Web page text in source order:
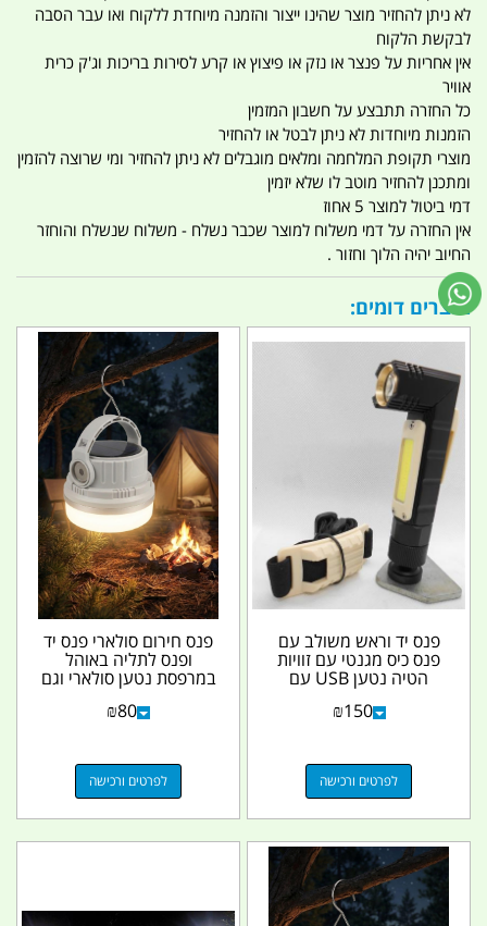
לא ניתן להחזיר מוצר שהינו ייצור והזמנה מיוחדת ללקוח ואו עבר הסבה
לבקשת הלקוח
אין אחריות על פנצר או נזק או פיצוץ או קרע לסירות בריכות וג'ק כרית
אוויר
כל החזרה תתבצע על חשבון המזמין
הזמנות מיוחדות לא ניתן לבטל או להחזיר
מוצרי תקופת המלחמה ומלאים מוגבלים לא ניתן להחזיר ומי שרוצה להזמין
ומתכנן להחזיר מוטב לו שלא יזמין
דמי ביטול למוצר 5 אחוז
אין החזרה על דמי משלוח למוצר שכבר נשלח - משלוח שנשלח והוחזר
החיוב יהיה הלוך וחזור .
מוצרים דומים:
פנס יד וראש משולב עם
פנס כיס מגנטי עם זוויות
הטיה נטען USB עם
רצועת ראש 12000 LM
₪150
לפרטים ורכישה
פנס חירום סולארי פנס יד
ופנס לתליה באוהל
במרפסת נטען סולארי וגם
₪80
לפרטים ורכישה